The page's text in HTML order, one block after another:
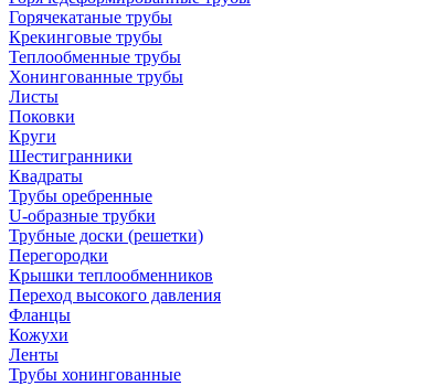
Горячекатаные трубы
Крекинговые трубы
Теплообменные трубы
Хонингованные трубы
Листы
Поковки
Круги
Шестигранники
Квадраты
Трубы оребренные
U-образные трубки
Трубные доски (решетки)
Перегородки
Крышки теплообменников
Переход высокого давления
Фланцы
Кожухи
Ленты
Трубы хонингованные